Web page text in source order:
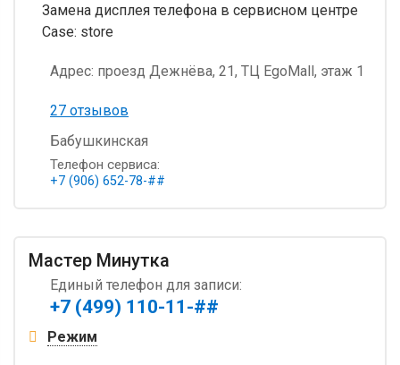
Замена дисплея телефона в сервисном центре
Case: store
Адрес: проезд Дежнёва, 21, ТЦ EgoMall, этаж 1
27 отзывов
Бабушкинская
Телефон сервиса:
+7 (906) 652-78-##
Мастер Минутка
Единый телефон для записи:
+7 (499) 110-11-##
Режим